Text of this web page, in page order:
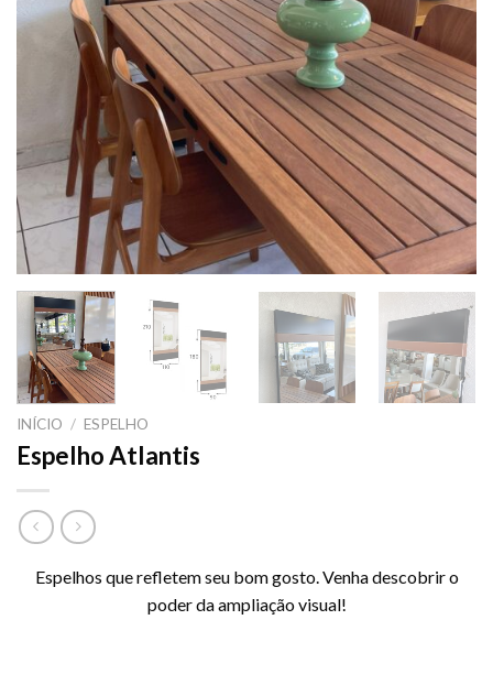
INÍCIO / ESPELHO
Espelho Atlantis
Espelhos que refletem seu bom gosto. Venha descobrir o
poder da ampliação visual!